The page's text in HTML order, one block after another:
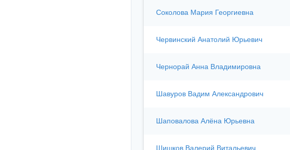
Соколова Мария Георгиевна
Червинский Анатолий Юрьевич
Чернорай Анна Владимировна
Шавуров Вадим Александрович
Шаповалова Алёна Юрьевна
Шишков Валерий Витальевич